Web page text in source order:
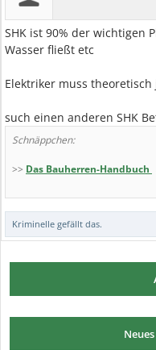
SHK ist 90% der wichtigen
Wasser fließt etc
Elektriker muss theoretisch
such einen anderen SHK
Schnäppchen:
>> Das Bauherren-Handbuch
Kriminelle gefällt das.